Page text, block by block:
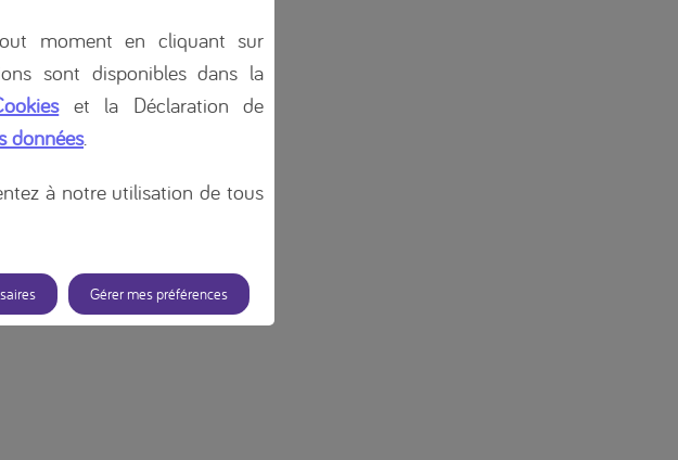
moment en cliquant sur
sont disponibles dans la
et la Déclaration de
données.
à notre utilisation de tous
Gérer mes préférences